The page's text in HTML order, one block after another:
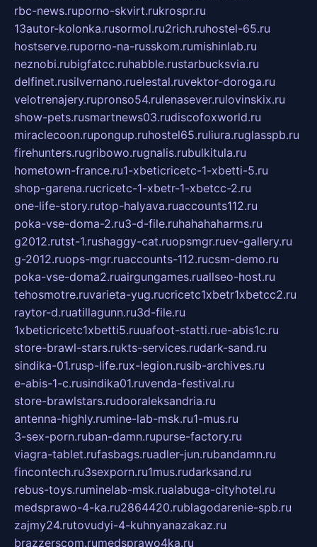
rbc-news.ruporno-skvirt.rukrospr.ru
13autor-kolonka.rusormol.ru2rich.ruhostel-65.ru
hostserve.ruporno-na-russkom.rumishinlab.ru
neznobi.rubigfatcc.ruhabble.rustarbucksvia.ru
delfinet.rusilvernano.ruelestal.ruvektor-doroga.ru
velotrenajery.rupronso54.rulenasever.rulovinskix.ru
show-pets.rusmartnews03.rudiscofoxworld.ru
miraclecoon.rupongup.ruhostel65.ruliura.ruglasspb.ru
firehunters.rugribowo.rugnalis.rubulkitula.ru
hometown-france.ru1-xbeticricetc-1-xbetti-5.ru
shop-garena.rucricetc-1-xbetr-1-xbetcc-2.ru
one-life-story.rutop-halyava.ruaccounts112.ru
poka-vse-doma-2.ru3-d-file.ruhahahaharms.ru
g2012.rutst-1.rushaggy-cat.ruopsmgr.ruev-gallery.ru
g-2012.ruops-mgr.ruaccounts-112.rucsm-demo.ru
poka-vse-doma2.ruairgungames.ruallseo-host.ru
tehosmotre.ruvarieta-yug.rucricetc1xbetr1xbetcc2.ru
raytor-d.ruatillagunn.ru3d-file.ru
1xbeticricetc1xbetti5.ruuafoot-statti.rue-abis1c.ru
store-brawl-stars.rukts-services.rudark-sand.ru
sindika-01.rusp-life.rux-legion.rusib-archives.ru
e-abis-1-c.rusindika01.ruvenda-festival.ru
store-brawlstars.rudooraleksandria.ru
antenna-highly.rumine-lab-msk.ru1-mus.ru
3-sex-porn.ruban-damn.rupurse-factory.ru
viagra-tablet.rufasbags.ruadler-jun.rubandamn.ru
fincontech.ru3sexporn.ru1mus.rudarksand.ru
rebus-toys.ruminelab-msk.rualabuga-cityhotel.ru
medsprawo-4-ka.ru2864420.rublagodarenie-spb.ru
zajmy24.rutovudyi-4-kuhnyanazakaz.ru
brazzerscom.rumedsprawo4ka.ru